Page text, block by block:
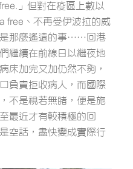
」但對在疫區上數以
free、不再受伊波拉的威
是那麼遙遠的事……回港
繼續在前線日以繼夜地
床加完又加仍然不夠，
負責拒收病人，而國際
不是視若無睹，便是施
最近才有較積極的回
空話，盡快變成實際行